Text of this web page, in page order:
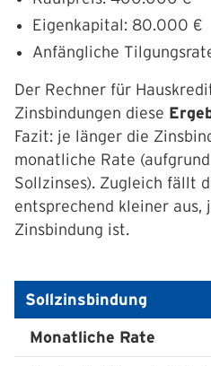
Eigenkapital: 80.000 €
Anfängliche
Der Rechner für
Zinsbindungen diese
Fazit: je länger die
monatliche Rate
Sollzinses). Zugleich fällt
entsprechend kleiner aus,
Zinsbindung ist.
Sollzinsbindung
Monatliche Rate